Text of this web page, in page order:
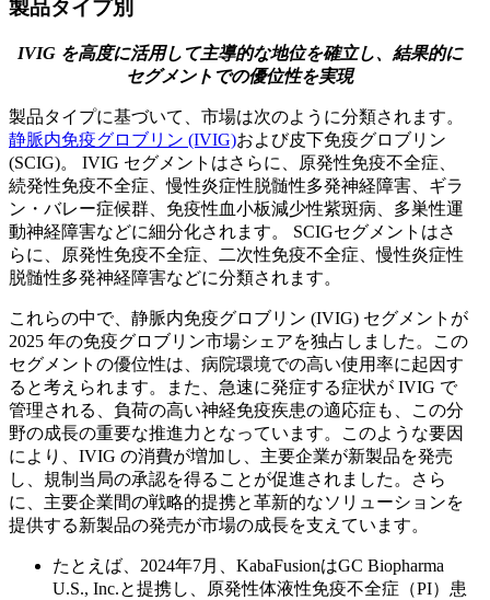
製品タイプ別
IVIG を高度に活用して主導的な地位を確立し、結果的に
セグメントでの優位性を実現
製品タイプに基づいて、市場は次のように分類されます。
静脈内免疫グロブリン (IVIG)および皮下免疫グロブリン
(SCIG)。 IVIG セグメントはさらに、原発性免疫不全症、
続発性免疫不全症、慢性炎症性脱髄性多発神経障害、ギラ
ン・バレー症候群、免疫性血小板減少性紫斑病、多巣性運
動神経障害などに細分化されます。 SCIGセグメントはさ
らに、原発性免疫不全症、二次性免疫不全症、慢性炎症性
脱髄性多発神経障害などに分類されます。
これらの中で、静脈内免疫グロブリン (IVIG) セグメントが
2025 年の免疫グロブリン市場シェアを独占しました。この
セグメントの優位性は、病院環境での高い使用率に起因す
ると考えられます。また、急速に発症する症状が IVIG で
管理される、負荷の高い神経免疫疾患の適応症も、この分
野の成長の重要な推進力となっています。このような要因
により、IVIG の消費が増加し、主要企業が新製品を発売
し、規制当局の承認を得ることが促進されました。さら
に、主要企業間の戦略的提携と革新的なソリューションを
提供する新製品の発売が市場の成長を支えています。
たとえば、2024年7月、KabaFusionはGC Biopharma
U.S., Inc.と提携し、原発性体液性免疫不全症（PI）患